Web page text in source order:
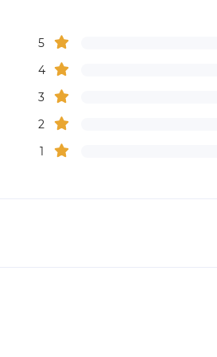
5
4
3
2
1